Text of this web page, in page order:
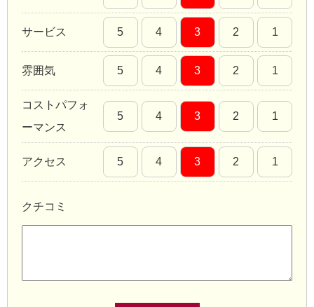
サービス 5 4 3 2 1
雰囲気 5 4 3 2 1
コストパフォ
ーマンス
5 4 3 2 1
アクセス 5 4 3 2 1
クチコミ